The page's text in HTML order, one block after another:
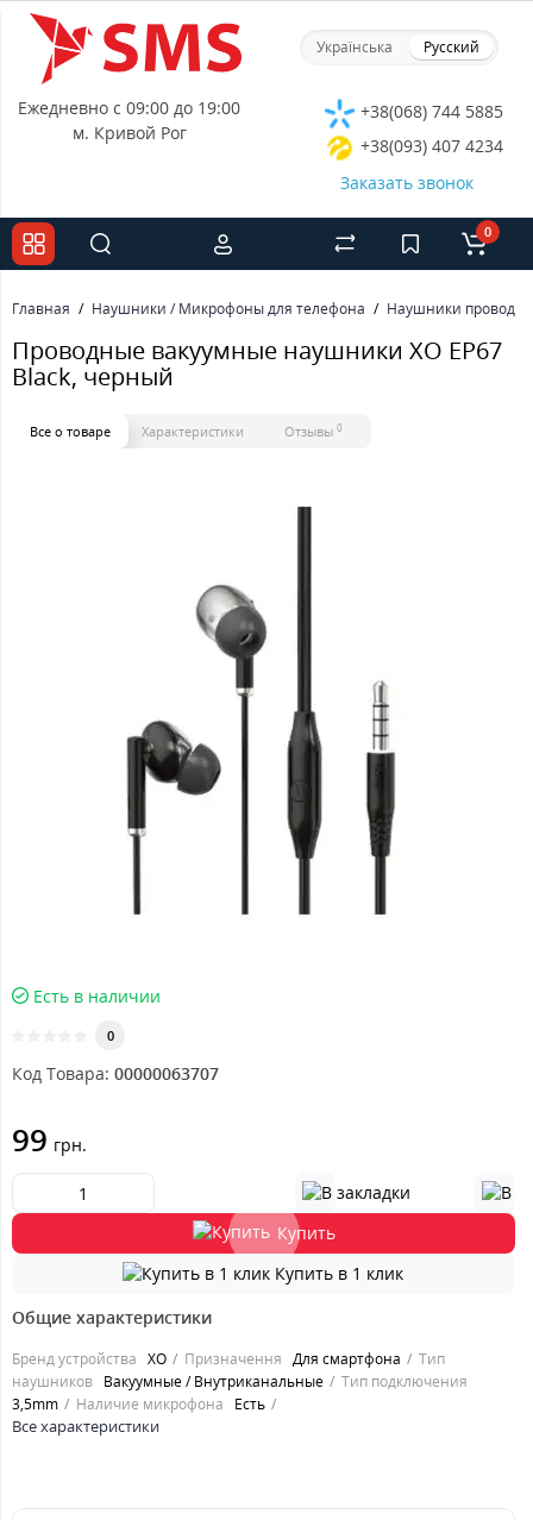
Українська Русский
Ежедневно с 09:00 до 19:00
м. Кривой Рог
+38(068) 744 5885
+38(093) 407 4234
Заказать звонок
0
Главная Наушники / Микрофоны для телефона Наушники
Проводные вакуумные наушники XO EP67
Black, черный
Все о товаре Характеристики Отзывы 0
Есть в наличии
0
Код Товара: 00000063707
99 грн.
Купить
Купить в 1 клик
Общие характеристики
Бренд устройства XO Призначення Для смартфона
Тип
наушников Вакуумные / Внутриканальные
Тип подключения
3,5mm
Наличие микрофона Есть
Все характеристики